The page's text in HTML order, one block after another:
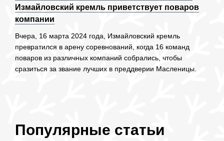
Измайловский кремль приветствует поваров
компании
Вчера, 16 марта 2024 года, Измайловский кремль
превратился в арену соревнований, когда 16 команд
поваров из различных компаний собрались, чтобы
сразиться за звание лучших в преддверии Масленицы.
Популярные статьи